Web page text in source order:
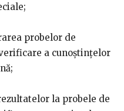
probelor de
a cunoștințelor
la probele de